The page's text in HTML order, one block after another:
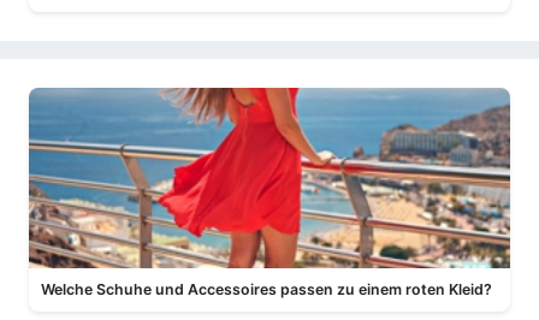
Welche Schuhe und Accessoires passen zu einem roten Kleid?